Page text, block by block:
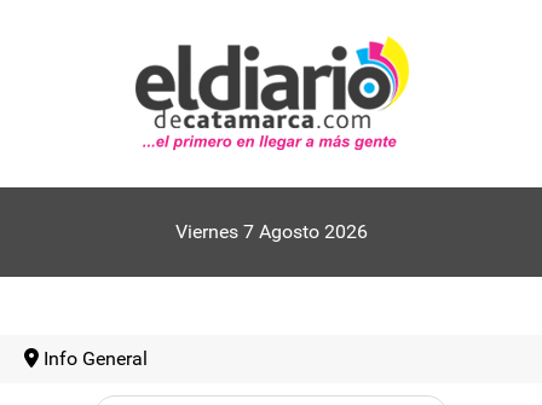
Viernes 7 Agosto 2026
Info General